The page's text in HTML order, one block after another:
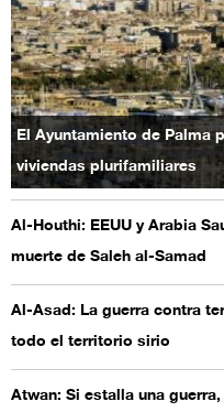
El Ayuntamiento de Palma
viviendas plurifamiliares
Al-Houthi: EEUU y Arabia
muerte de Saleh al-Samad
Al-Asad: La guerra contra
todo el territorio sirio
Atwan: Si estalla una